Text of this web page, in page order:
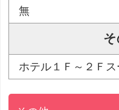
無
ホテル１Ｆ～２Ｆス